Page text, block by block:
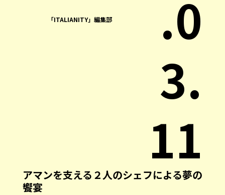
「ITALIANITY」編集部
.0
3.
11
アマンを支える２人のシェフによる夢の
饗宴